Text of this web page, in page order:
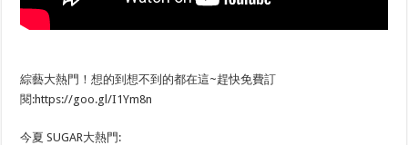
綜藝大熱門！想的到想不到的都在這~趕快免費訂
閱:https://goo.gl/I1Ym8n
今夏 SUGAR大熱門: